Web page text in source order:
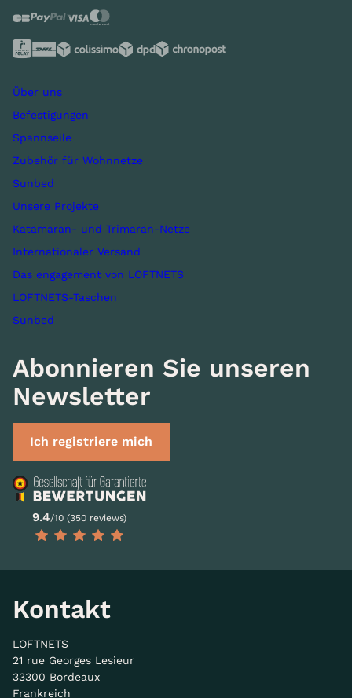
Über uns
Befestigungen
Spannseile
Zubehör für Wohnnetze
Sunbed
Unsere Projekte
Katamaran- und Trimaran-Netze
Internationaler Versand
Das engagement von LOFTNETS
LOFTNETS-Taschen
Sunbed
Abonnieren Sie unseren
Newsletter
Ich registriere mich
9.4/10 (350 reviews)
Kontakt
LOFTNETS
21 rue Georges Lesieur
33300 Bordeaux
Frankreich